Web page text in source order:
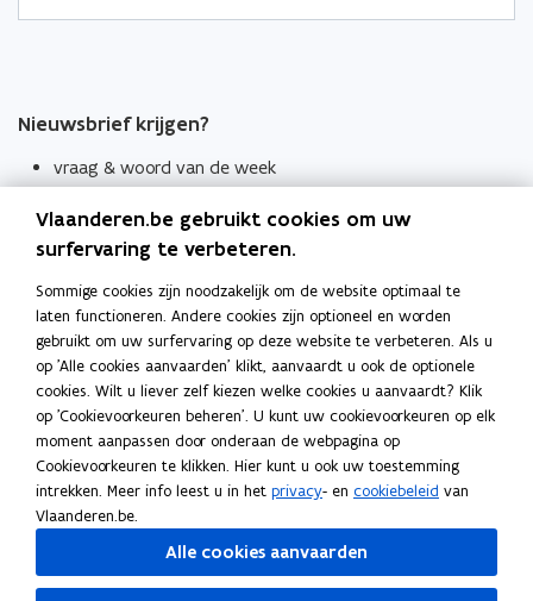
Nieuwsbrief krijgen?
vraag & woord van de week
Schrijf je in
Thema's
Taaladviezen
Spellingregels
Tips voor duidelijke taal
Bekijk ook
Spellingtests
Boek- en webwijzer
Vlaanderen.be gebruikt cookies om uw
surfervaring te verbeteren.
Sommige cookies zijn noodzakelijk om de website optimaal te
laten functioneren. Andere cookies zijn optioneel en worden
gebruikt om uw surfervaring op deze website te verbeteren. Als u
op 'Alle cookies aanvaarden' klikt, aanvaardt u ook de optionele
cookies. Wilt u liever zelf kiezen welke cookies u aanvaardt? Klik
op 'Cookievoorkeuren beheren'. U kunt uw cookievoorkeuren op elk
moment aanpassen door onderaan de webpagina op
Cookievoorkeuren te klikken. Hier kunt u ook uw toestemming
intrekken. Meer info leest u in het privacy- en cookiebeleid van
Vlaanderen.be.
Alle cookies aanvaarden